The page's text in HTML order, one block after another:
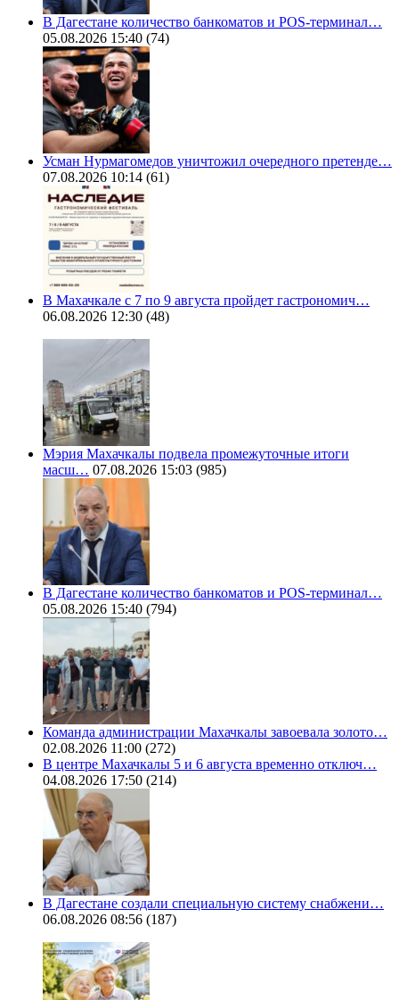
В Дагестане количество банкоматов и POS-терминал…
05.08.2026 15:40 (74)
Усман Нурмагомедов уничтожил очередного претенде…
07.08.2026 10:14 (61)
В Махачкале с 7 по 9 августа пройдет гастрономич…
06.08.2026 12:30 (48)
Мэрия Махачкалы подвела промежуточные итоги
масш… 07.08.2026 15:03 (985)
В Дагестане количество банкоматов и POS-терминал…
05.08.2026 15:40 (794)
Команда администрации Махачкалы завоевала золото…
02.08.2026 11:00 (272)
В центре Махачкалы 5 и 6 августа временно отключ…
04.08.2026 17:50 (214)
В Дагестане создали специальную систему снабжени…
06.08.2026 08:56 (187)